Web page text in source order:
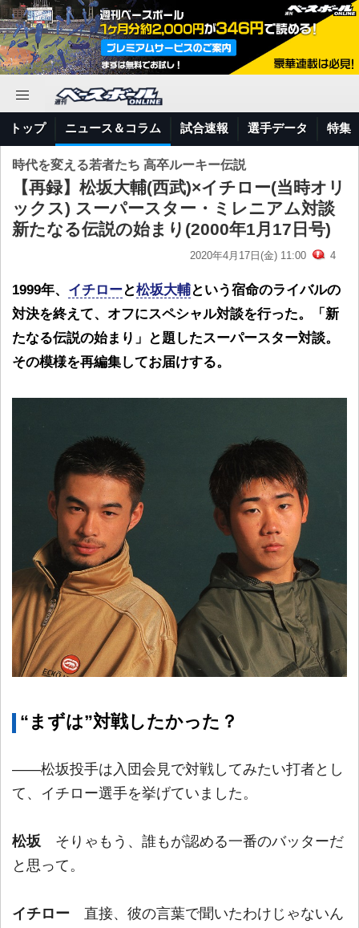
トップ ニュース＆コラム 試合速報 選手データ 特集
時代を変える若者たち 高卒ルーキー伝説
【再録】松坂大輔(西武)×イチロー(当時オリ
ックス) スーパースター・ミレニアム対談
新たなる伝説の始まり(2000年1月17日号)
2020年4月17日(金) 11:00 4
1999年、 イチローと松坂大輔という宿命のライバルの
対決を終えて、オフにスペシャル対談を行った。「新
たなる伝説の始まり」と題したスーパースター対談。
その模様を再編集してお届けする。
“まずは”対戦したかった？
――松坂投手は入団会見で対戦してみたい打者とし
て、イチロー選手を挙げていました。
松坂 そりゃもう、誰もが認める一番のバッターだ
と思って。
イチロー 直接、彼の言葉で聞いたわけじゃないん